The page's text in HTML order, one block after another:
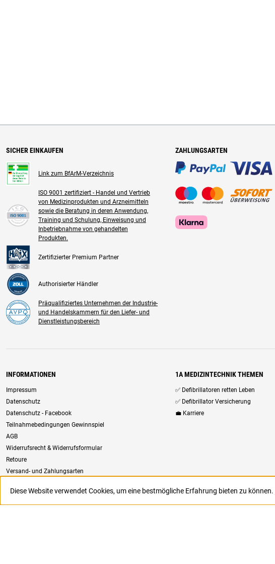
SICHER EINKAUFEN
Link zum BfArM-Verzeichnis
ISO 9001 zertifiziert - Handel und Vertrieb
von Medizinprodukten und Arzneimitteln
sowie die Beratung in deren Anwendung,
Training und Schulung, Einweisung und
Inbetriebnahme von gehandelten
Produkten.
Zertifizierter Premium Partner
Authorisierter Händler
Präqualifiziertes Unternehmen der Industrie-
und Handelskammern für den Liefer- und
Dienstleistungsbereich
ZAHLUNGSARTEN
INFORMATIONEN
Impressum
Datenschutz
Datenschutz - Facebook
Teilnahmebedingungen Gewinnspiel
AGB
Widerrufsrecht & Widerrufsformular
Retoure
Versand- und Zahlungsarten
1A MEDIZINTECHNIK THEMEN
✅ Defibrillatoren retten Leben
✅ Defibrillator Versicherung
💼 Karriere
Diese Website verwendet Cookies, um eine bestmögliche Erfahrung bieten zu können.